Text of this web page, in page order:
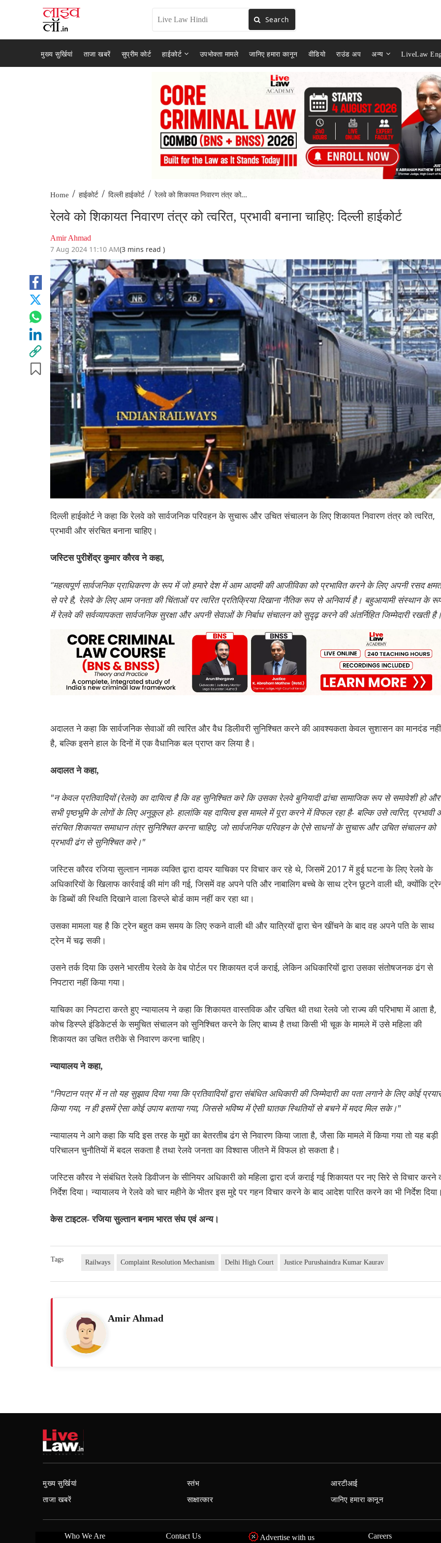
Search
मुख्य सुर्खियां ताजा खबरें सुप्रीम कोर्ट हाईकोर्ट उपभोक्ता मामले जानिए हमारा कानून वीडियो राउंड अप अन्य LiveLaw
Home / हाईकोर्ट / दिल्ली हाईकोर्ट / रेलवे को शिकायत निवारण तंत्र को...
रेलवे को शिकायत निवारण तंत्र को त्वरित, प्रभावी बनाना चाहिए: दिल्ली हाईकोर्ट
Amir Ahmad
7 Aug 2024 11:10 AM(3 mins read )
दिल्ली हाईकोर्ट ने कहा कि रेलवे को सार्वजनिक परिवहन के सुचारू और उचित संचालन के लिए शिकायत निवारण तंत्र को त्वरित,
प्रभावी और संरचित बनाना चाहिए।
जस्टिस पुरीशेंद्र कुमार कौरव ने कहा,
“महत्वपूर्ण सार्वजनिक प्राधिकरण के रूप में जो हमारे देश में आम आदमी की आजीविका को प्रभावित करने के लिए अपनी रसद
से परे है, रेलवे के लिए आम जनता की चिंताओं पर त्वरित प्रतिक्रिया दिखाना नैतिक रूप से अनिवार्य है। बहुआयामी संस्थान के
में रेलवे की सर्वव्यापकता सार्वजनिक सुरक्षा और अपनी सेवाओं के निर्बाध संचालन को सुदृढ़ करने की अंतर्निहित जिम्मेदारी रखती
अदालत ने कहा कि सार्वजनिक सेवाओं की त्वरित और वैध डिलीवरी सुनिश्चित करने की आवश्यकता केवल सुशासन का मानदंड नहीं
है, बल्कि इसने हाल के दिनों में एक वैधानिक बल प्राप्त कर लिया है।
अदालत ने कहा,
"न केवल प्रतिवादियों (रेलवे) का दायित्व है कि वह सुनिश्चित करे कि उसका रेलवे बुनियादी ढांचा सामाजिक रूप से समावेशी हो और
सभी पृष्ठभूमि के लोगों के लिए अनुकूल हो- हालांकि यह दायित्व इस मामले में पूरा करने में विफल रहा है- बल्कि उसे त्वरित, प्रभावी
संरचित शिकायत समाधान तंत्र सुनिश्चित करना चाहिए, जो सार्वजनिक परिवहन के ऐसे साधनों के सुचारू और उचित संचालन को
प्रभावी ढंग से सुनिश्चित करे।"
जस्टिस कौरव रजिया सुल्तान नामक व्यक्ति द्वारा दायर याचिका पर विचार कर रहे थे, जिसमें 2017 में हुई घटना के लिए रेलवे के
अधिकारियों के खिलाफ कार्रवाई की मांग की गई, जिसमें वह अपने पति और नाबालिग बच्चे के साथ ट्रेन छूटने वाली थी, क्योंकि
के डिब्बों की स्थिति दिखाने वाला डिस्प्ले बोर्ड काम नहीं कर रहा था।
उसका मामला यह है कि ट्रेन बहुत कम समय के लिए रुकने वाली थी और यात्रियों द्वारा चेन खींचने के बाद वह अपने पति के साथ
ट्रेन में चढ़ सकी।
उसने तर्क दिया कि उसने भारतीय रेलवे के वेब पोर्टल पर शिकायत दर्ज कराई, लेकिन अधिकारियों द्वारा उसका संतोषजनक ढंग से
निपटारा नहीं किया गया।
याचिका का निपटारा करते हुए न्यायालय ने कहा कि शिकायत वास्तविक और उचित थी तथा रेलवे जो राज्य की परिभाषा में आता है,
कोच डिस्प्ले इंडिकेटर्स के समुचित संचालन को सुनिश्चित करने के लिए बाध्य है तथा किसी भी चूक के मामले में उसे महिला की
शिकायत का उचित तरीके से निवारण करना चाहिए।
न्यायालय ने कहा,
"निपटान पत्र में न तो यह सुझाव दिया गया कि प्रतिवादियों द्वारा संबंधित अधिकारी की जिम्मेदारी का पता लगाने के लिए कोई
किया गया, न ही इसमें ऐसा कोई उपाय बताया गया, जिससे भविष्य में ऐसी घातक स्थितियों से बचने में मदद मिल सके।"
न्यायालय ने आगे कहा कि यदि इस तरह के मुद्दों का बेतरतीब ढंग से निवारण किया जाता है, जैसा कि मामले में किया गया तो यह बड़ी
परिचालन चुनौतियों में बदल सकता है तथा रेलवे जनता का विश्वास जीतने में विफल हो सकता है।
जस्टिस कौरव ने संबंधित रेलवे डिवीजन के सीनियर अधिकारी को महिला द्वारा दर्ज कराई गई शिकायत पर नए सिरे से विचार करने
निर्देश दिया। न्यायालय ने रेलवे को चार महीने के भीतर इस मुद्दे पर गहन विचार करने के बाद आदेश पारित करने का भी निर्देश
केस टाइटल- रजिया सुल्तान बनाम भारत संघ एवं अन्य।
Tags Railways Complaint Resolution Mechanism Delhi High Court Justice Purushaindra Kumar Kaurav
Amir Ahmad
मुख्य सुर्खियां
ताजा खबरें
स्तंभ
साक्षात्कार
आरटीआई
जानिए हमारा कानून
Who We Are Contact Us Advertise with us Careers